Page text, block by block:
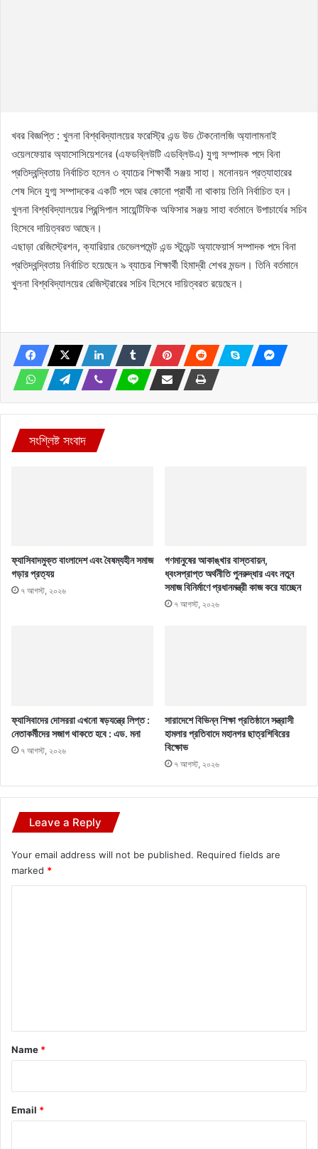
খবর বিজ্ঞপ্তি : খুলনা বিশ্ববিদ্যালয়ের ফরেস্ট্রি এন্ড উড টেকনোলজি অ্যালামনাই
ওয়েলফেয়ার অ্যাসোসিয়েশনের (এফডব্লিউটি এডব্লিউএ) যুগ্ম সম্পাদক পদে বিনা
প্রতিদ্বন্দ্বিতায় নির্বাচিত হলেন ৩ ব্যাচের শিক্ষার্থী সঞ্জয় সাহা। মনোনয়ন প্রত্যাহারের
শেষ দিনে যুগ্ম সম্পাদকের একটি পদে আর কোনো প্রার্থী না থাকায় তিনি নির্বাচিত হন।
খুলনা বিশ্ববিদ্যালয়ের প্রিন্সিপাল সায়েন্টিফিক অফিসার সঞ্জয় সাহা বর্তমানে উপাচার্যের সচিব
হিসেবে দায়িত্বরত আছেন।
এছাড়া রেজিস্ট্রেশন, ক্যারিয়ার ডেভেলপমেন্ট এন্ড স্টুডেন্ট অ্যাফেয়ার্স সম্পাদক পদে বিনা
প্রতিদ্বন্দ্বিতায় নির্বাচিত হয়েছেন ৯ ব্যাচের শিক্ষার্থী হিমাদ্রী শেখর মন্ডল। তিনি বর্তমানে
খুলনা বিশ্ববিদ্যালয়ের রেজিস্ট্রারের সচিব হিসেবে দায়িত্বরত রয়েছেন।
সংশ্লিষ্ট সংবাদ
ফ্যাসিবাদমুক্ত বাংলাদেশ এবং বৈষম্যহীন সমাজ
গড়ার প্রত্যয়
৭ আগস্ট, ২০২৬
গণমানুষের আকাঙ্খার বাস্তবায়ন,
ধ্বংসপ্রাপ্ত অর্থনীতি পুনরুদ্ধার এবং নতুন
সমাজ বিনির্মাণে প্রধানমন্ত্রী কাজ করে যাচ্ছেন
৭ আগস্ট, ২০২৬
ফ্যাসিবাদের দোসররা এখনো ষড়যন্ত্রে লিপ্ত :
নেতাকর্মীদের সজাগ থাকতে হবে : এড. মনা
৭ আগস্ট, ২০২৬
সারাদেশে বিভিন্ন শিক্ষা প্রতিষ্ঠানে সন্ত্রাসী
হামলার প্রতিবাদে মহানগর ছাত্রশিবিরের
বিক্ষোভ
৭ আগস্ট, ২০২৬
Leave a Reply
Your email address will not be published. Required fields are
marked *
*
Name *
Email *